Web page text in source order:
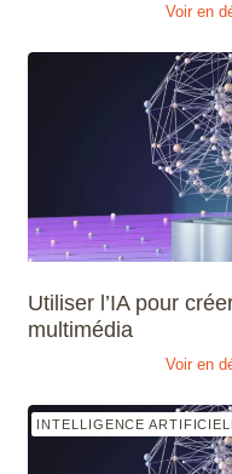
Voir en
Utiliser l’IA pour
multimédia
Voir en
INTELLIGENCE